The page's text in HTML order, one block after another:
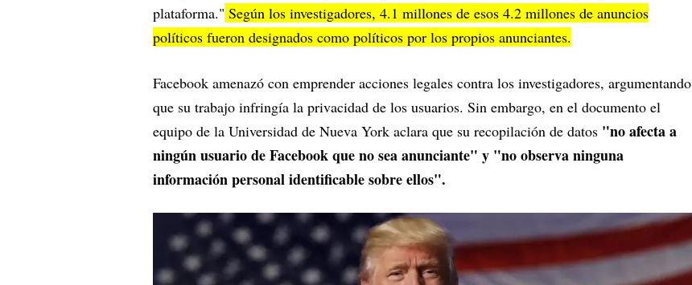
plataforma." Según los investigadores, 4.1 millones de esos 4.2 millones de anuncios
políticos fueron designados como políticos por los propios anunciantes.
Facebook amenazó con emprender acciones legales contra los investigadores, argumentando
que su trabajo infringía la privacidad de los usuarios. Sin embargo, en el documento el
equipo de la Universidad de Nueva York aclara que su recopilación de datos "no afecta a
ningún usuario de Facebook que no sea anunciante" y "no observa ninguna
información personal identificable sobre ellos".